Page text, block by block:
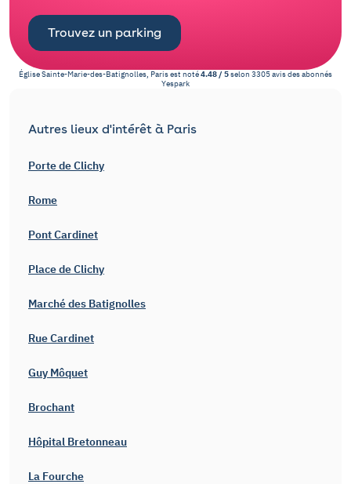
Trouvez un parking
Église Sainte-Marie-des-Batignolles, Parisest noté4.48/ 5selon 3305avis des abonnés
Yespark
Autres lieux d'intérêt à Paris
Porte de Clichy
Rome
Pont Cardinet
Place de Clichy
Marché des Batignolles
Rue Cardinet
Guy Môquet
Brochant
Hôpital Bretonneau
La Fourche